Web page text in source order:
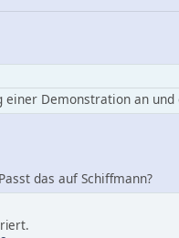
einer Demonstration an
das auf Schiffmann?